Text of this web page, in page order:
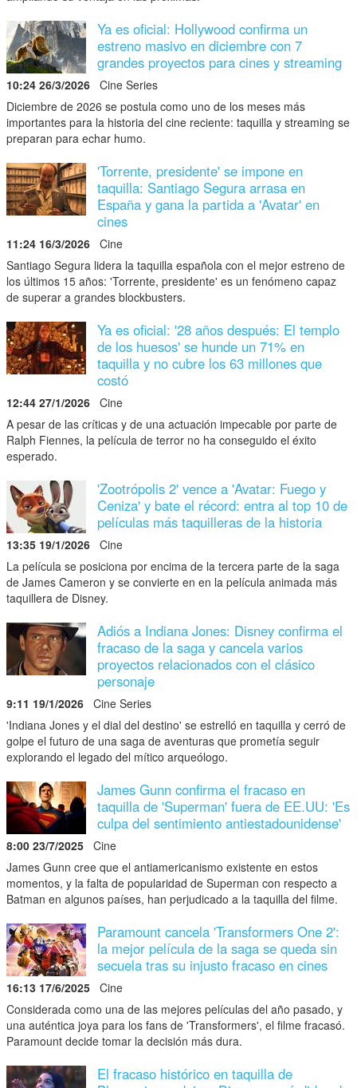
Ya es oficial: Hollywood confirma un
estreno masivo en diciembre con 7
grandes proyectos para cines y streaming
10:24 26/3/2026 Cine Series
Diciembre de 2026 se postula como uno de los meses más
importantes para la historia del cine reciente: taquilla y streaming se
preparan para echar humo.
'Torrente, presidente' se impone en
taquilla: Santiago Segura arrasa en
España y gana la partida a 'Avatar' en
cines
11:24 16/3/2026 Cine
Santiago Segura lidera la taquilla española con el mejor estreno de
los últimos 15 años: 'Torrente, presidente' es un fenómeno capaz
de superar a grandes blockbusters.
Ya es oficial: '28 años después: El templo
de los huesos' se hunde un 71% en
taquilla y no cubre los 63 millones que
costó
12:44 27/1/2026 Cine
A pesar de las críticas y de una actuación impecable por parte de
Ralph Fiennes, la película de terror no ha conseguido el éxito
esperado.
'Zootrópolis 2' vence a 'Avatar: Fuego y
Ceniza' y bate el récord: entra al top 10 de
películas más taquilleras de la historia
13:35 19/1/2026 Cine
La película se posiciona por encima de la tercera parte de la saga
de James Cameron y se convierte en en la película animada más
taquillera de Disney.
Adiós a Indiana Jones: Disney confirma el
fracaso de la saga y cancela varios
proyectos relacionados con el clásico
personaje
9:11 19/1/2026 Cine Series
'Indiana Jones y el dial del destino' se estrelló en taquilla y cerró de
golpe el futuro de una saga de aventuras que prometía seguir
explorando el legado del mítico arqueólogo.
James Gunn confirma el fracaso en
taquilla de 'Superman' fuera de EE.UU: 'Es
culpa del sentimiento antiestadounidense'
8:00 23/7/2025 Cine
James Gunn cree que el antiamericanismo existente en estos
momentos, y la falta de popularidad de Superman con respecto a
Batman en algunos países, han perjudicado a la taquilla del filme.
Paramount cancela 'Transformers One 2':
la mejor película de la saga se queda sin
secuela tras su injusto fracaso en cines
16:13 17/6/2025 Cine
Considerada como una de las mejores películas del año pasado, y
una auténtica joya para los fans de 'Transformers', el filme fracasó.
Paramount decide tomar la decisión más dura.
El fracaso histórico en taquilla de